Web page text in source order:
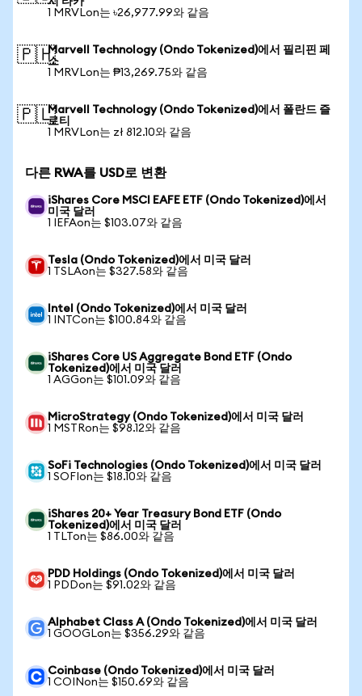
1 MRVLon는 ৳26,977.99와 같음
🇵🇭Marvell Technology (Ondo Tokenized)에서 필리핀 페
소
1 MRVLon는 ₱13,269.75와 같음
🇵🇱Marvell Technology (Ondo Tokenized)에서 폴란드 즐
로티
1 MRVLon는 zł 812.10와 같음
다른 RWA를 USD로 변환
iShares Core MSCI EAFE ETF (Ondo Tokenized)에서
미국 달러
1 IEFAon는 $103.07와 같음
Tesla (Ondo Tokenized)에서 미국 달러
1 TSLAon는 $327.58와 같음
Intel (Ondo Tokenized)에서 미국 달러
1 INTCon는 $100.84와 같음
iShares Core US Aggregate Bond ETF (Ondo
Tokenized)에서 미국 달러
1 AGGon는 $101.09와 같음
MicroStrategy (Ondo Tokenized)에서 미국 달러
1 MSTRon는 $98.12와 같음
SoFi Technologies (Ondo Tokenized)에서 미국 달러
1 SOFIon는 $18.10와 같음
iShares 20+ Year Treasury Bond ETF (Ondo
Tokenized)에서 미국 달러
1 TLTon는 $86.00와 같음
PDD Holdings (Ondo Tokenized)에서 미국 달러
1 PDDon는 $91.02와 같음
Alphabet Class A (Ondo Tokenized)에서 미국 달러
1 GOOGLon는 $356.29와 같음
Coinbase (Ondo Tokenized)에서 미국 달러
1 COINon는 $150.69와 같음